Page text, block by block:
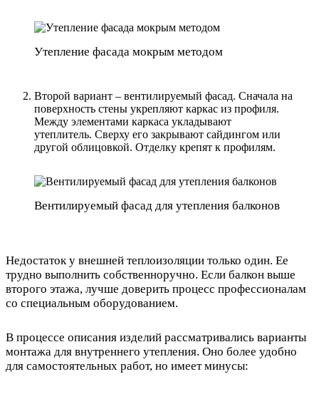
Утепление фасада мокрым методом
Второй вариант – вентилируемый фасад. Сначала на
поверхность стены укрепляют каркас из профиля.
Между элементами каркаса укладывают
утеплитель. Сверху его закрывают сайдингом или
другой облицовкой. Отделку крепят к профилям.
Вентилируемый фасад для утепления балконов
Недостаток у внешней теплоизоляции только один. Ее
трудно выполнить собственноручно. Если балкон выше
второго этажа, лучше доверить процесс профессионалам
со специальным оборудованием.
В процессе описания изделий рассматривались варианты
монтажа для внутреннего утепления. Оно более удобно
для самостоятельных работ, но имеет минусы: